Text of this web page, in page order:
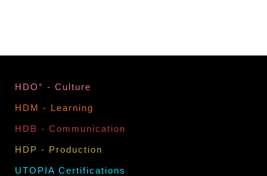
HDO° - Culture
HDM - Learning
HDB - Communication
HDP - Production
UTOPIA Certifications